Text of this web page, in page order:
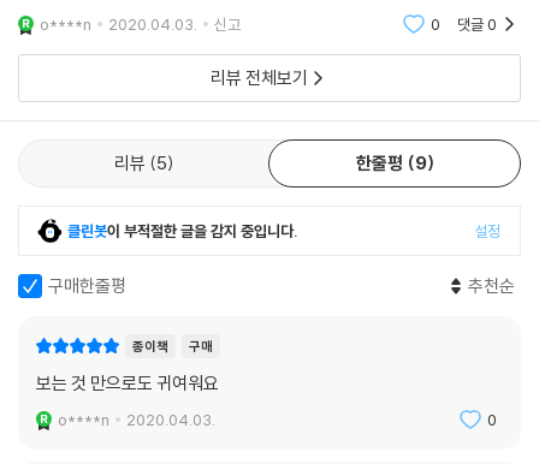
습니다. 그런 의미에서는 몇개는 초보자들이 만들기에는 좀 힘들 것 같네
요. 그 외에 만드
o****n 2020.04.03. 신고 0 댓글0
리뷰 전체보기
리뷰 5 한줄평 9
클린봇이 부적절한 글을 감지 중입니다. 설정
구매한줄평 추천순
종이책 구매
보는 것 만으로도 귀여워요
o****n 2020.04.03. 0